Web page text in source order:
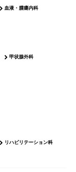
血液・腫瘍内科
甲状腺外科
リハビリテーション科